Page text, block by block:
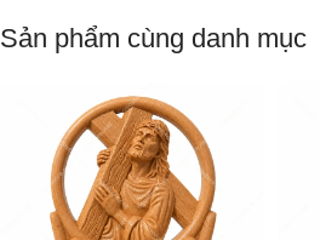
Sản phẩm cùng danh mục